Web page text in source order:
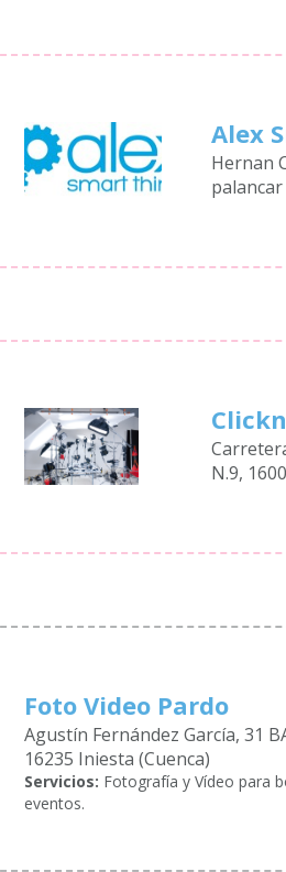
Alex
Hernan
palancar
N.9,
Foto Video Pardo
Agustín Fernández García, 31
16235 Iniesta (Cuenca)
Servicios: Fotografía y Vídeo para
eventos.